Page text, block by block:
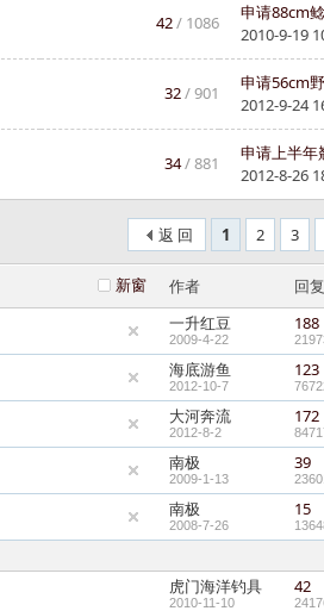
42/ 1086
申请88cm
2010-9-19
32/ 901
申请56cm
2012-9-24
34/ 881
申请上半年
2012-8-26
1 2 3
返 回
新窗 作者 回
一升红豆
2009-4-22
188
海底游鱼
2012-10-7
123
大河奔流
2012-8-2
172
南极
2009-1-13
39
南极
2008-7-26
15
虎门海洋钓具
2010-11-10
42